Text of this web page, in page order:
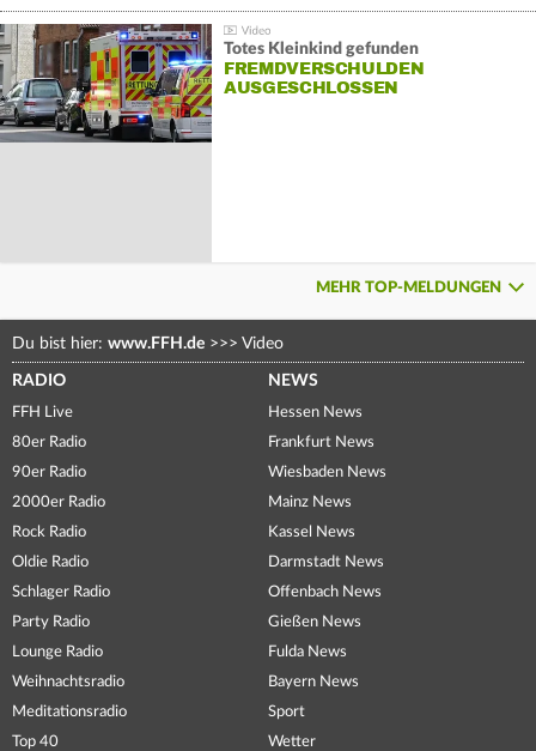
Totes Kleinkind gefunden
FREMDVERSCHULDEN
AUSGESCHLOSSEN
MEHR TOP-MELDUNGEN
Du bist hier: www.FFH.de >>> Video
RADIO
FFH Live
80er Radio
90er Radio
2000er Radio
Rock Radio
Oldie Radio
Schlager Radio
Party Radio
Lounge Radio
Weihnachtsradio
Meditationsradio
Top 40
NEWS
Hessen News
Frankfurt News
Wiesbaden News
Mainz News
Kassel News
Darmstadt News
Offenbach News
Gießen News
Fulda News
Bayern News
Sport
Wetter